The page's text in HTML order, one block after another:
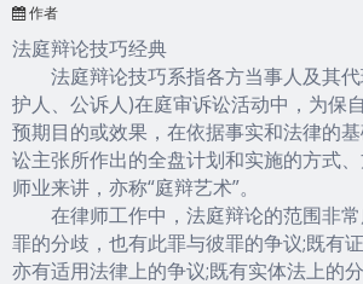
作者
法庭辩论技巧经典
法庭辩论技巧系指各方当事人及其代
护人、公诉人)在庭审诉讼活动中，为保
预期目的或效果，在依据事实和法律的
讼主张所作出的全盘计划和实施的方式
师业来讲，亦称“庭辩艺术”。
在律师工作中，法庭辩论的范围非常
罪的分歧，也有此罪与彼罪的争议;既有
亦有适用法律上的争议;既有实体法上的